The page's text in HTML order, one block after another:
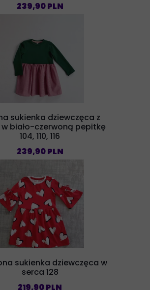
239,90 PLN
sukienka dziewczęca z
w biało-czerwoną pepitkę
104, 110, 116
239,90 PLN
sukienka dziewczęca w
serca 128
219,90 PLN